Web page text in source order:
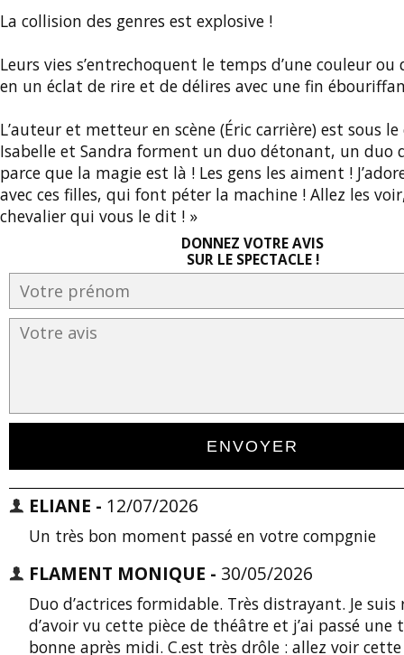
La collision des genres est explosive !
Leurs vies s’entrechoquent le temps d’une couleur ou
en un éclat de rire et de délires avec une fin
L’auteur et metteur en scène (Éric carrière) est sous le
Isabelle et Sandra forment un duo détonant, un duo
parce que la magie est là ! Les gens les aiment !
avec ces filles, qui font péter la machine ! Allez les
chevalier qui vous le dit ! »
DONNEZ VOTRE AVIS
SUR LE SPECTACLE !
ELIANE - 12/07/2026
Un très bon moment passé en votre compgnie
FLAMENT MONIQUE - 30/05/2026
Duo d’actrices formidable. Très distrayant. Je suis
d’avoir vu cette pièce de théâtre et j’ai passé une
bonne après midi. C.est très drôle : allez voir cette